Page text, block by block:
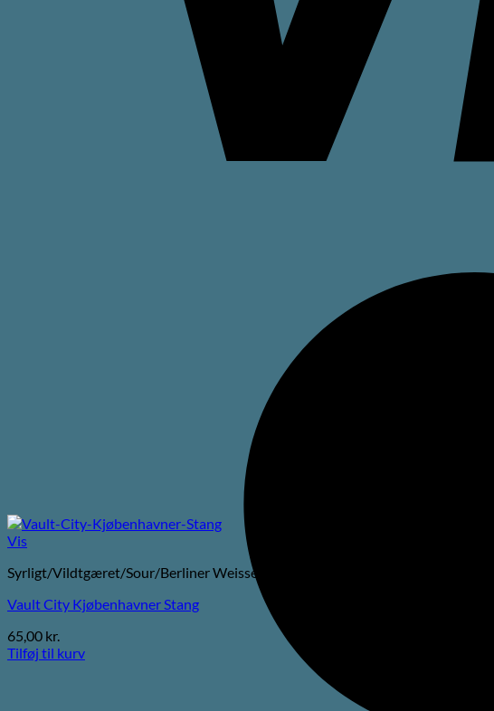
Vis
Syrligt/Vildtgæret/Sour/Berliner Weisse
Vault City Kjøbenhavner Stang
65,00 kr.
Tilføj til kurv